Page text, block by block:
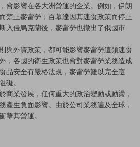
會影響在各大洲營運的企業。例如，伊朗
禁止麥當勞；百慕達因其速食政策而停止
入侵烏克蘭後，麥當勞也撤出了俄國市
與外資政策，都可能影響麥當勞這類速食
，各國的衛生政策也會對麥當勞業務造成
品安全有嚴格法規，麥當勞難以完全遵
礙。
商業發展，任何重大的政治變動或動盪，
產生負面影響。由於公司業務遍及全球，
擊其營運。